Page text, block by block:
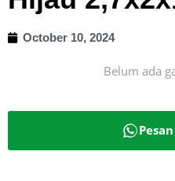
October 10, 2024
Belum ada